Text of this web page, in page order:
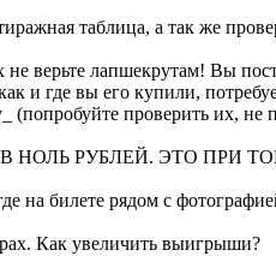
таблица, а так же
верьте лапшекрутам! Вы
и где вы его купили,
(попробуйте проверить их, не
НОЛЬ РУБЛЕЙ. ЭТО ПРИ
где на билете рядом с
Как увеличить выигрыши?